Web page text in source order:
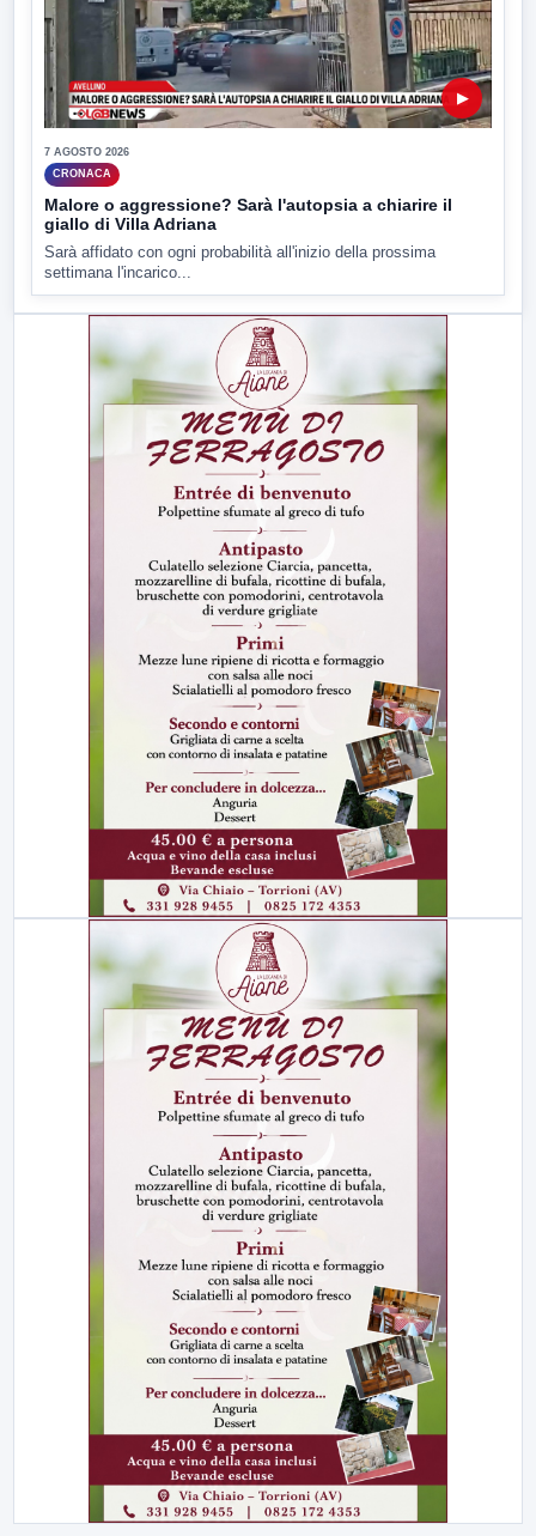
▶
7 AGOSTO 2026
CRONACA
Malore o aggressione? Sarà l'autopsia a chiarire il
giallo di Villa Adriana
Sarà affidato con ogni probabilità all'inizio della prossima
settimana l'incarico...